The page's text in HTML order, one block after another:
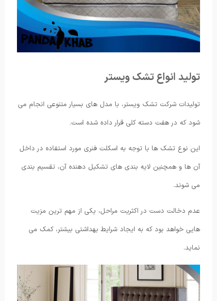
تولید انواع تشک ویستر
تولیدات شرکت تشک ویستر، با مدل های بسیار متنوعی انجام می
شود که در هفت دسته کلی قرار داده شده است.
این نوع تشک ها با توجه به اسکلت فنری مورد استفاده در داخل
آن ها و همچنین لایه بندی های تشکیل دهنده آن، تقسیم بندی
می شوند.
عدم دخالت دست در اکثریت مراحل، یکی از مهم ترین مزیت
هایی خواهد بود که به ایجاد شرایط بهداشتی بیشتر، کمک می
نماید.